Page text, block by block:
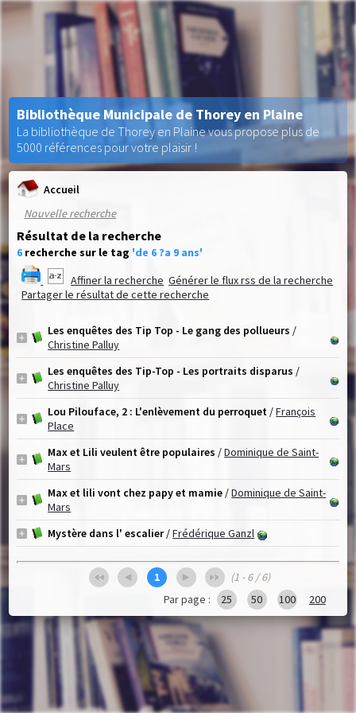
Accueil
Nouvelle recherche
Résultat de la recherche
6 recherche sur le tag 'de 6 ?a 9 ans'
Affiner la recherche Générer le flux rss de la recherche
Partager le résultat de cette recherche
Les enquêtes des Tip Top - Le gang des pollueurs /
Christine Palluy
Les enquêtes des Tip-Top - Les portraits disparus /
Christine Palluy
Lou Pilouface, 2 : L'enlèvement du perroquet/François
Place
Max et Lili veulent être populaires /Dominique de Saint-
Mars
Max et lili vont chez papy et mamie /Dominique de Saint-
Mars
Mystère dans l' escalier/Frédérique Ganzl
1
(1 - 6 / 6)
Par page :
25 50 100 200
Bibliothèque Municipale de Thorey en Plaine
La bibliothèque de Thorey en Plaine vous propose plus de
5000 références pour votre plaisir !